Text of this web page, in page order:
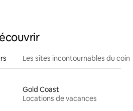
Les sites incontournables du coin
Gold Coast
Locations de vacances